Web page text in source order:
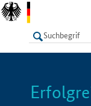
LISTE